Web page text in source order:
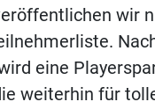
wir
eine
weiterhin für